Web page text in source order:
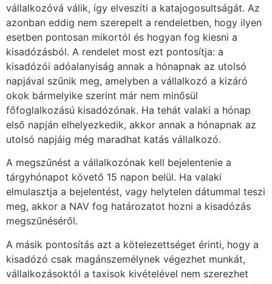
vállalkozóvá válik, így elveszíti a katajogosultságát. Az
azonban eddig nem szerepelt a rendeletben, hogy ilyen
esetben pontosan mikortól és hogyan fog kiesni a
kisadózásból. A rendelet most ezt pontosítja: a
kisadózói adóalanyiság annak a hónapnak az utolsó
napjával szűnik meg, amelyben a vállalkozó a kizáró
okok bármelyike szerint már nem minősül
főfoglalkozású kisadózónak. Ha tehát valaki a hónap
első napján elhelyezkedik, akkor annak a hónapnak az
utolsó napjáig még maradhat katás vállalkozó.
A megszűnést a vállalkozónak kell bejelentenie a
tárgyhónapot követő 15 napon belül. Ha valaki
elmulasztja a bejelentést, vagy helytelen dátummal teszi
meg, akkor a NAV fog határozatot hozni a kisadózás
megszűnéséről.
A másik pontosítás azt a kötelezettséget érinti, hogy a
kisadózó csak magánszemélynek végezhet munkát,
vállalkozásoktól a taxisok kivételével nem szerezhet